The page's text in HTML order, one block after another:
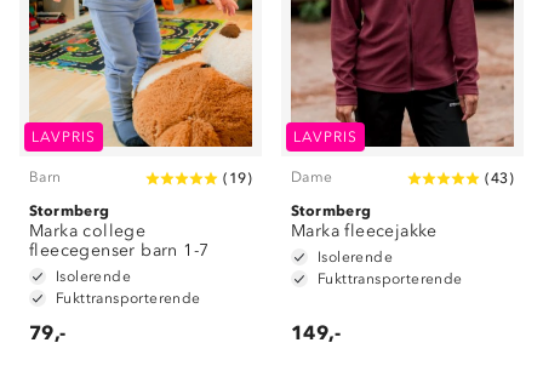
LAVPRIS
Barn ( 19)
Stormberg
Marka college
fleecegenser barn 1-7
Isolerende
Fukttransporterende
79,-
LAVPRIS
Dame (43)
Stormberg
Marka fleecejakke
Isolerende
Fukttransporterende
149,-